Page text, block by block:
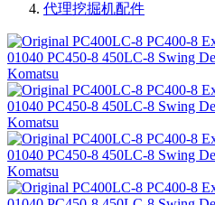
代理挖掘机配件